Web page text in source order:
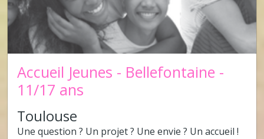
Accueil Jeunes - Bellefontaine -
11/17 ans
Toulouse
Une question ? Un projet ? Une envie ? Un accueil !